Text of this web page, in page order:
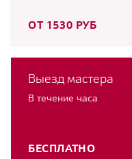
ОТ 1530 РУБ
Выезд мастера
В течение часа
БЕСПЛАТНО